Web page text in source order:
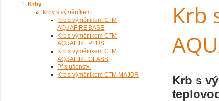
Krb
Krb s
Krby
Krby s výměníkem
Krb s výměníkem CTM
AQUAFIRE BASE
Krb s výměníkem CTM
AQUAFIRE PLUS
Krb s výměníkem CTM
AQUAFIRE GLASS
Příslušenství
Krb s výměníkem CTM MAJOR